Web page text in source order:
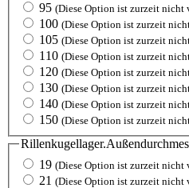
95 (Diese Option ist zurzeit nicht
100 (Diese Option ist zurzeit
105 (Diese Option ist zurzeit
110 (Diese Option ist zurzeit
120 (Diese Option ist zurzeit
130 (Diese Option ist zurzeit
140 (Diese Option ist zurzeit
150 (Diese Option ist zurzeit
19 (Diese Option ist zurzeit nicht
21 (Diese Option ist zurzeit nicht